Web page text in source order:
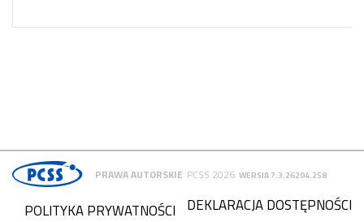
PRAWA AUTORSKIE PCSS 2026 WERSJA 7.3.26204.258
DEKLARACJA DOSTĘPNOŚCI
POLITYKA PRYWATNOŚCI